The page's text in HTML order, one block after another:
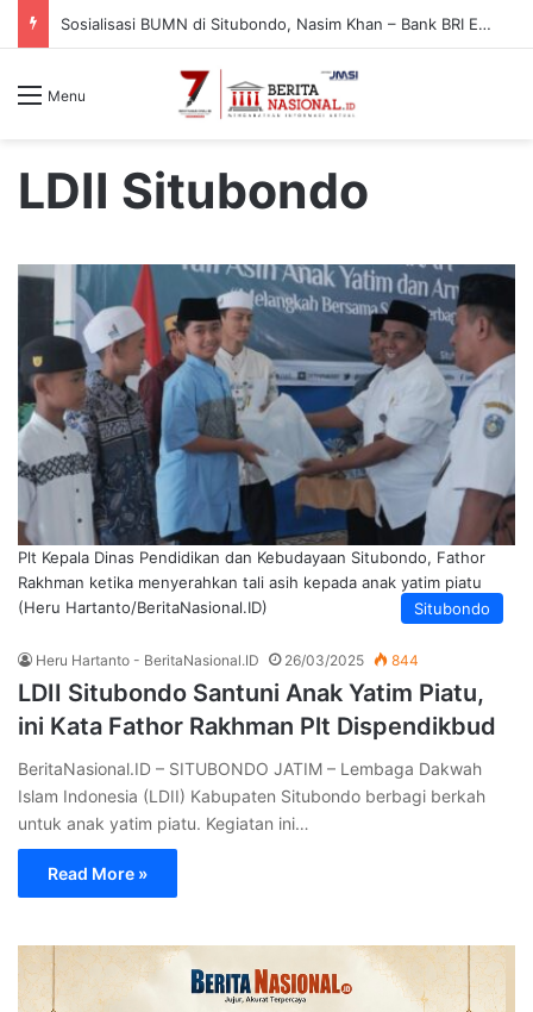
Sosialisasi BUMN di Situbondo, Nasim Khan – Bank BRI Edukasi Warga Cegah Penipuan Digital
Menu
LDII Situbondo
Situbondo
Plt Kepala Dinas Pendidikan dan Kebudayaan Situbondo, Fathor
Rakhman ketika menyerahkan tali asih kepada anak yatim piatu
(Heru Hartanto/BeritaNasional.ID)
Heru Hartanto - BeritaNasional.ID 26/03/2025 844
LDII Situbondo Santuni Anak Yatim Piatu,
ini Kata Fathor Rakhman Plt Dispendikbud
BeritaNasional.ID – SITUBONDO JATIM – Lembaga Dakwah
Islam Indonesia (LDII) Kabupaten Situbondo berbagi berkah
untuk anak yatim piatu. Kegiatan ini…
Read More »